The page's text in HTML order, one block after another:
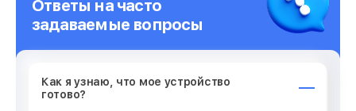
Ответы на часто
задаваемые вопросы
Как я узнаю, что мое устройство
готово?